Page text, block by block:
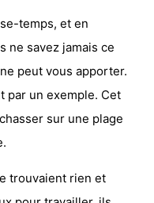
temps, et en
ne savez jamais ce
peut vous apporter.
par un exemple. Cet
sur une plage
trouvaient rien et